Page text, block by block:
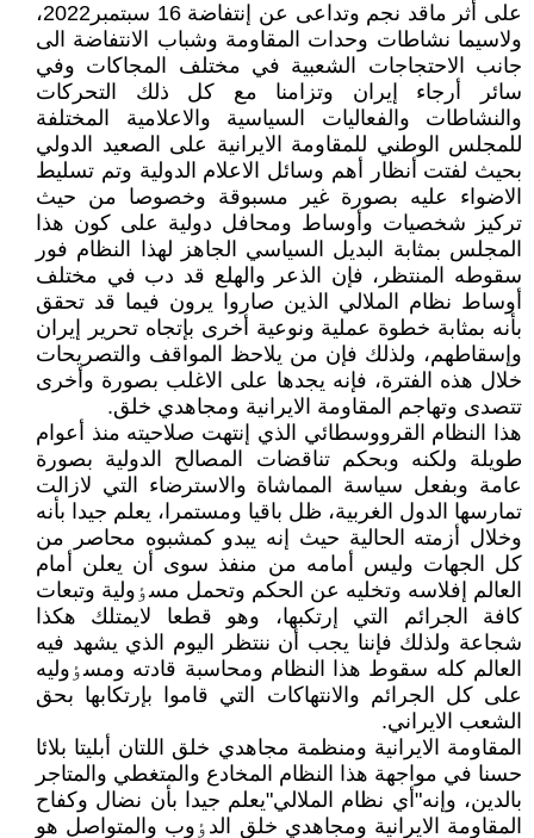
على أثر ماقد نجم وتداعى عن إنتفاضة 16 سبتمبر2022،
ولاسيما نشاطات وحدات المقاومة وشباب الانتفاضة الى
جانب الاحتجاجات الشعبية في مختلف المجاکات وفي
سائر أرجاء إيران وتزامنا مع کل ذلك التحرکات
والنشاطات والفعاليات السياسية والاعلامية المختلفة
للمجلس الوطني للمقاومة الايرانية على الصعيد الدولي
بحيث لفتت أنظار أهم وسائل الاعلام الدولية وتم تسليط
الاضواء عليه بصورة غير مسبوقة وخصوصا من حيث
ترکيز شخصيات وأوساط ومحافل دولية على کون هذا
المجلس بمثابة البديل السياسي الجاهز لهذا النظام فور
سقوطه المنتظر، فإن الذعر والهلع قد دب في مختلف
أوساط نظام الملالي الذين صاروا يرون فيما قد تحقق
بأنه بمثابة خطوة عملية ونوعية أخرى بإتجاه تحرير إيران
وإسقاطهم، ولذلك فإن من يلاحظ المواقف والتصريحات
خلال هذه الفترة، فإنه يجدها على الاغلب بصورة وأخرى
تتصدى وتهاجم المقاومة الايرانية ومجاهدي خلق.
هذا النظام القرووسطائي الذي إنتهت صلاحيته منذ أعوام
طويلة ولکنه وبحکم تناقضات المصالح الدولية بصورة
عامة وبفعل سياسة المماشاة والاسترضاء التي لازالت
تمارسها الدول الغربية، ظل باقيا ومستمرا، يعلم جيدا بأنه
وخلال أزمته الحالية حيث إنه يبدو کمشبوه محاصر من
کل الجهات وليس أمامه من منفذ سوى أن يعلن أمام
العالم إفلاسه وتخليه عن الحکم وتحمل مسٶولية وتبعات
کافة الجرائم التي إرتکبها، وهو قطعا لايمتلك هکذا
شجاعة ولذلك فإننا يجب أن ننتظر اليوم الذي يشهد فيه
العالم کله سقوط هذا النظام ومحاسبة قادته ومسٶوليه
على کل الجرائم والانتهاکات التي قاموا بإرتکابها بحق
الشعب الايراني.
المقاومة الايرانية ومنظمة مجاهدي خلق اللتان أبليتا بلائا
حسنا في مواجهة هذا النظام المخادع والمتغطي والمتاجر
بالدين، وإنه"أي نظام الملالي"يعلم جيدا بأن نضال وکفاح
المقاومة الايرانية ومجاهدي خلق الدٶوب والمتواصل هو